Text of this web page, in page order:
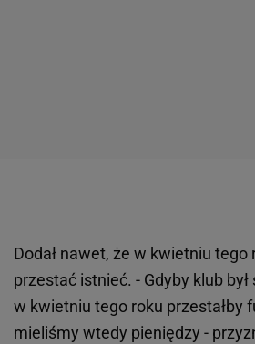
Dodał nawet, że w kwietniu tego
przestać istnieć. - Gdyby klub był
w kwietniu tego roku przestałby
mieliśmy wtedy pieniędzy -